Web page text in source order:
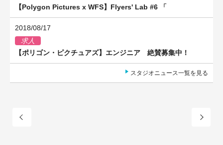
【Polygon Pictures x WFS】Flyers' Lab #6 「
2018/08/17
求人
【ポリゴン・ピクチュアズ】エンジニア 絶賛募集中！
スタジオニュース一覧を見る